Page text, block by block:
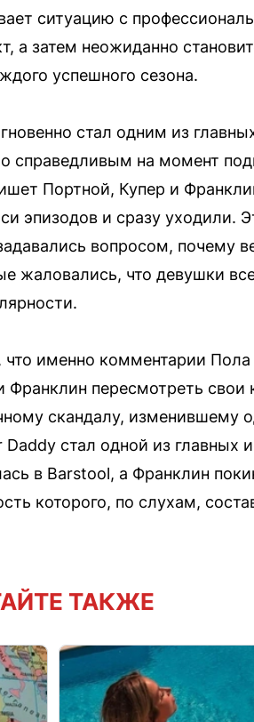
ситуацию с
а затем неожиданно
успешного сезона.
стал одним из
справедливым на момент
Портной, Купер и
эпизодов и сразу уходили.
вопросом, почему
жаловались, что девушки
именно комментарии
Франклин пересмотреть свои
скандалу, изменившему
стал одной из главных
в Barstool, а Франклин
которого, по слухам,
ТАКЖЕ